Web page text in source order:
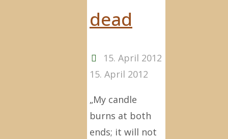
dead
15. April 2012
15. April 2012
„My candle
burns at both
ends; it will not